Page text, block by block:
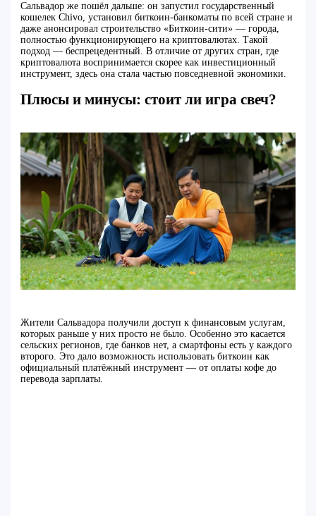
Сальвадор же пошёл дальше: он запустил государственный
кошелек Chivo, установил биткоин-банкоматы по всей стране и
даже анонсировал строительство «Биткоин-сити» — города,
полностью функционирующего на криптовалютах. Такой
подход — беспрецедентный. В отличие от других стран, где
криптовалюта воспринимается скорее как инвестиционный
инструмент, здесь она стала частью повседневной экономики.
Плюсы и минусы: стоит ли игра свеч?
Жители Сальвадора получили доступ к финансовым услугам,
которых раньше у них просто не было. Особенно это касается
сельских регионов, где банков нет, а смартфоны есть у каждого
второго. Это дало возможность использовать биткоин как
официальный платёжный инструмент — от оплаты кофе до
перевода зарплаты.